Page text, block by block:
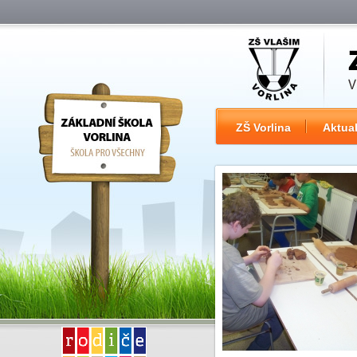
ZŠ Vorlina